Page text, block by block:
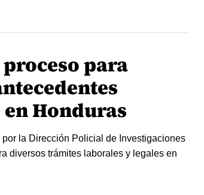
proceso para
Honduras
la Dirección Policial de Investigaciones
diversos trámites laborales y legales en